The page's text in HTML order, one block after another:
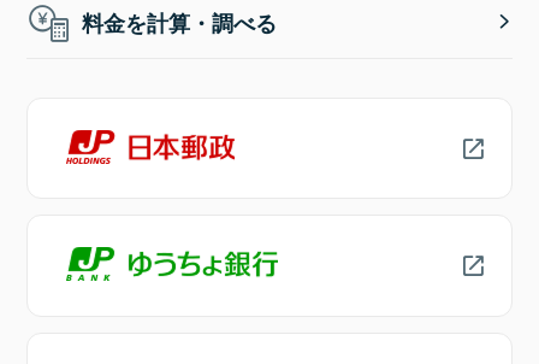
料金を計算・調べる